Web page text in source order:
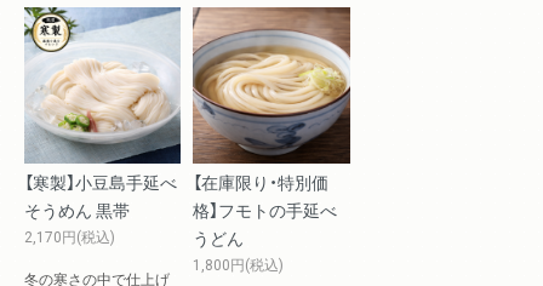
【寒製】小豆島手延べ
そうめん 黒帯
2,170円(税込)
冬の寒さの中で仕上げ
【在庫限り・特別価
格】フモトの手延べ
うどん
1,800円(税込)